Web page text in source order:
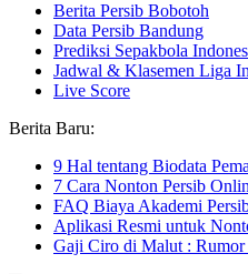
Berita Persib Bobotoh
Data Persib Bandung
Prediksi Sepakbola
Jadwal & Klasemen Liga
Live Score
Berita Baru:
9 Hal tentang Biodata
7 Cara Nonton Persib
FAQ Biaya Akademi
Aplikasi Resmi untuk
Gaji Ciro di Malut : Rumor